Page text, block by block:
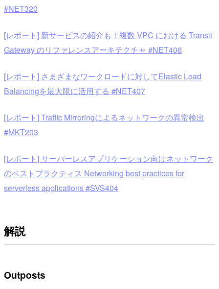
#NET320
[レポート] 新サービスの紹介も！複数 VPC における Transit
Gateway のリファレンスアーキテクチャ #NET406
[レポート] さまざまなワークロードに対してElastic Load
Balancingを最大限に活用する #NET407
[レポート] Traffic Mirroringによるネットワークの異常検出
#MKT203
[レポート] サーバーレスアプリケーション向けネットワーク
のベストプラクティス Networking best practices for
serverless applications #SVS404
解説
Outposts